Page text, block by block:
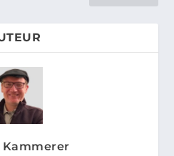
Kammerer